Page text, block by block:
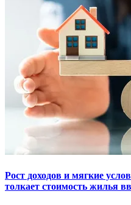
Рост доходов и мягкие
толкает стоимость жилья